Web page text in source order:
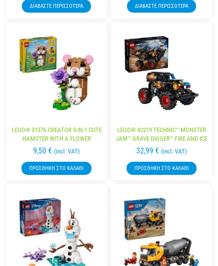
ΔΙΑΒΆΣΤΕ ΠΕΡΙΣΣΌΤΕΡΑ ΔΙΑΒΆΣΤΕ ΠΕΡΙΣΣΌΤΕΡΑ
LEGO® 31376 CREATOR 3-IN-1 CUTE
HAMSTER WITH A FLOWER
9,50 € (incl. VAT)
ΠΡΟΣΘΉΚΗ ΣΤΟ ΚΑΛΆΘΙ
LEGO® 42219 TECHNIC™ MONSTER
JAM™ GRAVE DIGGER™ FIRE AND ICE
32,99 € (incl. VAT)
ΠΡΟΣΘΉΚΗ ΣΤΟ ΚΑΛΆΘΙ